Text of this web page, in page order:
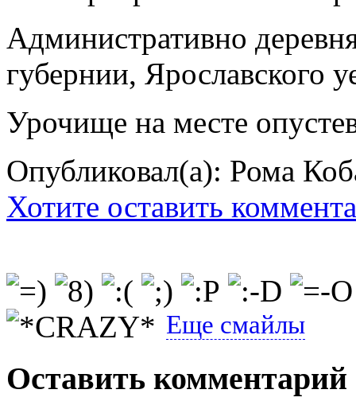
Административно
губернии, Ярославского
Урочище на месте
Опубликовал(а): Рома
Хотите оставить
Еще смайлы
Оставить комментарий